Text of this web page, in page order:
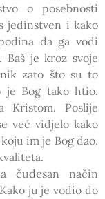
o posebnosti
jedinstven i kako
da ga vodi
Baš je kroz svoje
zato što su to
je Bog tako htio.
Kristom. Poslije
već vidjelo kako
im je Bog dao,
čudesan način
ju je vodio do